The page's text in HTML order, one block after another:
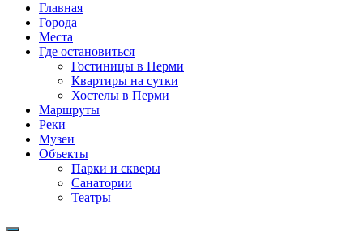
Главная
Города
Места
Где остановиться
Гостиницы в Перми
Квартиры на сутки
Хостелы в Перми
Маршруты
Реки
Музеи
Объекты
Парки и скверы
Санатории
Театры